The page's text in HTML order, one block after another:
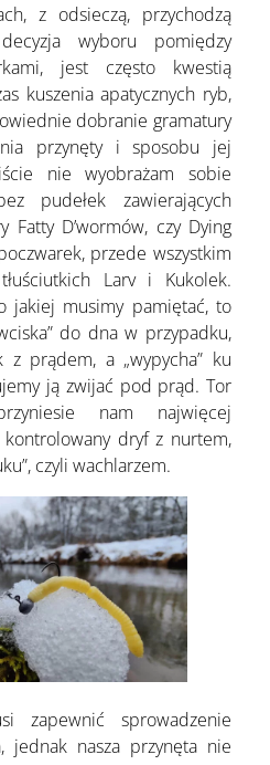
z odsieczą, przychodzą
wyboru pomiędzy
jest często kwestią
kuszenia apatycznych ryb,
dobranie gramatury
przynęty i sposobu jej
nie wyobrażam sobie
pudełek zawierających
Fatty D’wormów, czy Dying
przede wszystkim
Larv i Kukolek.
jakiej musimy pamiętać, to
do dna w przypadku,
z prądem, a „wypycha” ku
ją zwijać pod prąd. Tor
nam najwięcej
dryf z nurtem,
czyli wachlarzem.
zapewnić sprowadzenie
nasza przynęta nie